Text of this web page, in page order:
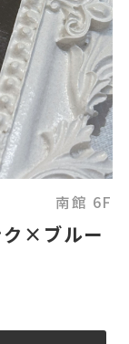
南館 6F
×ブルー